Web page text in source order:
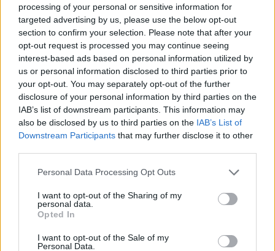
processing of your personal or sensitive information for
targeted advertising by us, please use the below opt-out
section to confirm your selection. Please note that after your
opt-out request is processed you may continue seeing
interest-based ads based on personal information utilized by
us or personal information disclosed to third parties prior to
your opt-out. You may separately opt-out of the further
disclosure of your personal information by third parties on the
IAB’s list of downstream participants. This information may
also be disclosed by us to third parties on the IAB’s List of
Downstream Participants that may further disclose it to other
Please note that this website/app uses one or more Google
not limited to your visit or usage behaviour. You may click to
grant or deny consent to Google and its third-party tags to
use your data for below specified purposes in below Google
consent section.
Personal Data Processing Opt Outs
I want to opt-out of the Sharing of my
personal data.
Opted In
I want to opt-out of the Sale of my
Personal Data.
BEST OFINTERNET